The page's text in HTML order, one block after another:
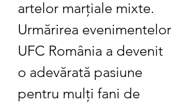
artelor marțiale mixte.
Urmărirea evenimentelor
UFC România a devenit
o adevărată pasiune
pentru mulți fani de